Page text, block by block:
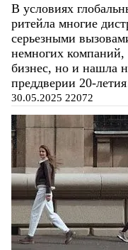
В условиях
ритейла многие
серьезными
немногих компаний,
бизнес, но и нашла
преддверии 20-
30.05.2025 22072